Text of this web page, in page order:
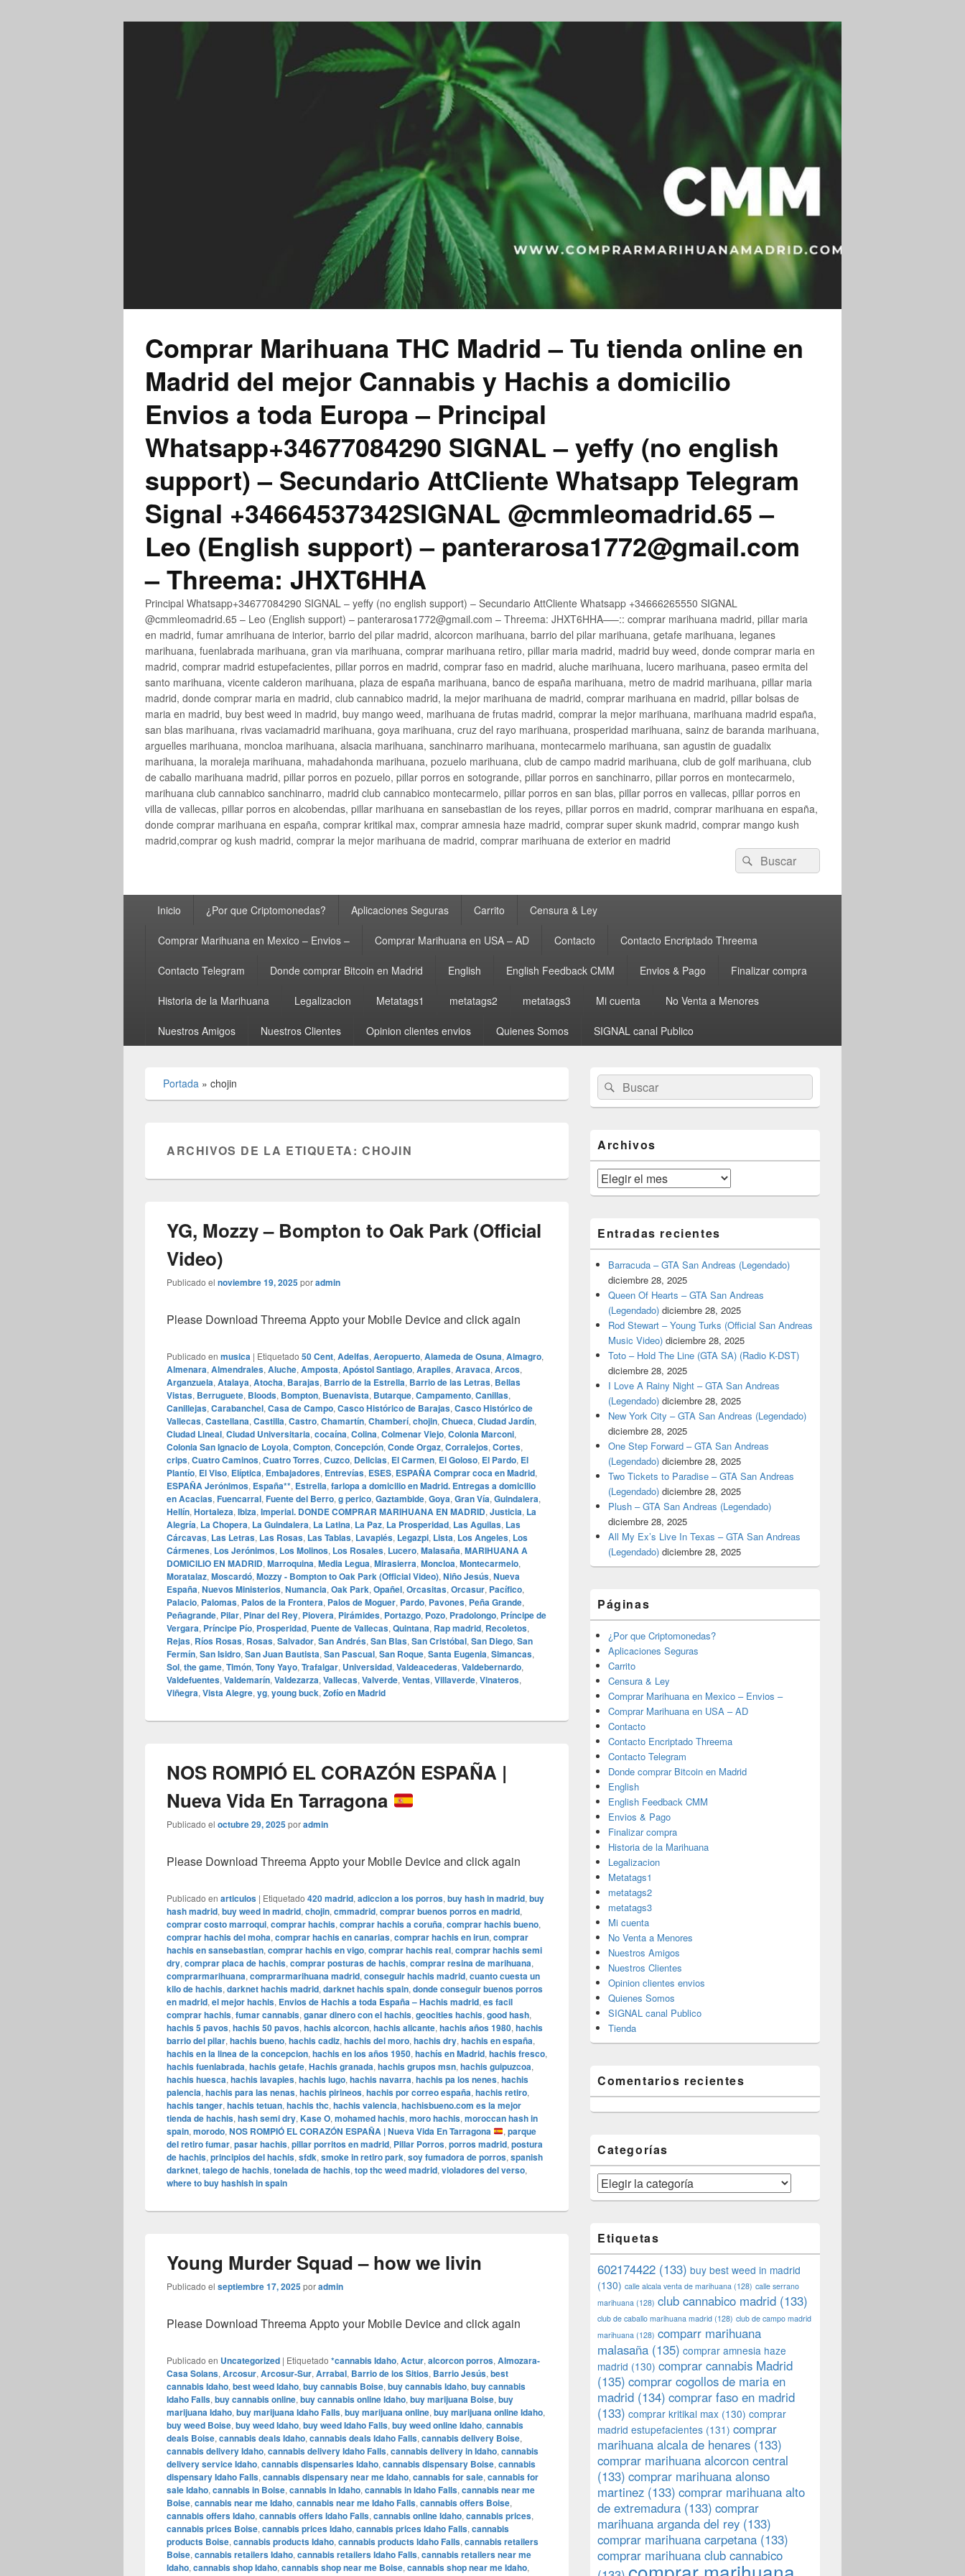
Comprar Marihuana THC Madrid – Tu tienda online en
Madrid del mejor Cannabis y Hachis a domicilio
Envios a toda Europa – Principal
Whatsapp+34677084290 SIGNAL – yeffy (no english
support) – Secundario AttCliente Whatsapp Telegram
Signal +34664537342SIGNAL @cmmleomadrid.65 –
Leo (English support) – panterarosa1772@gmail.com
– Threema: JHXT6HHA
Principal Whatsapp+34677084290 SIGNAL – yeffy (no english support) – Secundario AttCliente Whatsapp +34666265550 SIGNAL
@cmmleomadrid.65 – Leo (English support) – panterarosa1772@gmail.com – Threema: JHXT6HHA—–:: comprar marihuana madrid, pillar maria
en madrid, fumar amrihuana de interior, barrio del pilar madrid, alcorcon marihuana, barrio del pilar marihuana, getafe marihuana, leganes
marihuana, fuenlabrada marihuana, gran via marihuana, comprar marihuana retiro, pillar maria madrid, madrid buy weed, donde comprar maria en
madrid, comprar madrid estupefacientes, pillar porros en madrid, comprar faso en madrid, aluche marihuana, lucero marihuana, paseo ermita del
santo marihuana, vicente calderon marihuana, plaza de españa marihuana, banco de españa marihuana, metro de madrid marihuana, pillar maria
madrid, donde comprar maria en madrid, club cannabico madrid, la mejor marihuana de madrid, comprar marihuana en madrid, pillar bolsas de
maria en madrid, buy best weed in madrid, buy mango weed, marihuana de frutas madrid, comprar la mejor marihuana, marihuana madrid españa,
san blas marihuana, rivas vaciamadrid marihuana, goya marihuana, cruz del rayo marihuana, prosperidad marihuana, sainz de baranda marihuana,
arguelles marihuana, moncloa marihuana, alsacia marihuana, sanchinarro marihuana, montecarmelo marihuana, san agustin de guadalix
marihuana, la moraleja marihuana, mahadahonda marihuana, pozuelo marihuana, club de campo madrid marihuana, club de golf marihuana, club
de caballo marihuana madrid, pillar porros en pozuelo, pillar porros en sotogrande, pillar porros en sanchinarro, pillar porros en montecarmelo,
marihuana club cannabico sanchinarro, madrid club cannabico montecarmelo, pillar porros en san blas, pillar porros en vallecas, pillar porros en
villa de vallecas, pillar porros en alcobendas, pillar marihuana en sansebastian de los reyes, pillar porros en madrid, comprar marihuana en españa,
donde comprar marihuana en españa, comprar kritikal max, comprar amnesia haze madrid, comprar super skunk madrid, comprar mango kush
madrid,comprar og kush madrid, comprar la mejor marihuana de madrid, comprar marihuana de exterior en madrid
Buscar
por:
Buscar
principalInicio ¿Por que Criptomonedas? Aplicaciones Seguras Carrito Censura & Ley
Comprar Marihuana en Mexico – Envios – Comprar Marihuana en USA – AD Contacto Contacto Encriptado Threema
Contacto Telegram Donde comprar Bitcoin en Madrid English English Feedback CMM Envios & Pago Finalizar compra
Historia de la Marihuana Legalizacion Metatags1 metatags2 metatags3 Mi cuenta No Venta a Menores
Nuestros Amigos Nuestros Clientes Opinion clientes envios Quienes Somos SIGNAL canal Publico
Portada » chojin
ARCHIVOS DE LA ETIQUETA:CHOJIN
YG, Mozzy – Bompton to Oak Park (Official
Video)
Publicado el noviembre 19, 2025poradmin
Please Download Threema Appto your Mobile Device and click again
Publicado en musica | Etiquetado 50 Cent, Adelfas, Aeropuerto, Alameda de Osuna, Almagro,
Almenara, Almendrales, Aluche, Amposta, Apóstol Santiago, Arapiles, Aravaca, Arcos,
Arganzuela, Atalaya, Atocha, Barajas, Barrio de la Estrella, Barrio de las Letras, Bellas
Vistas, Berruguete, Bloods, Bompton, Buenavista, Butarque, Campamento, Canillas,
Canillejas, Carabanchel, Casa de Campo, Casco Histórico de Barajas, Casco Histórico de
Vallecas, Castellana, Castilla, Castro, Chamartín, Chamberí, chojin, Chueca, Ciudad Jardín,
Ciudad Lineal, Ciudad Universitaria, cocaína, Colina, Colmenar Viejo, Colonia Marconi,
Colonia San Ignacio de Loyola, Compton, Concepción, Conde Orgaz, Corralejos, Cortes,
crips, Cuatro Caminos, Cuatro Torres, Cuzco, Delicias, El Carmen, El Goloso, El Pardo, El
Plantío, El Viso, Elíptica, Embajadores, Entrevías, ESES, ESPAÑA Comprar coca en Madrid,
ESPAÑA Jerónimos, España**, Estrella, farlopa a domicilio en Madrid. Entregas a domicilio
en Acacias, Fuencarral, Fuente del Berro, g perico, Gaztambide, Goya, Gran Vía, Guindalera,
Hellín, Hortaleza, Ibiza, Imperial. DONDE COMPRAR MARIHUANA EN MADRID, Justicia, La
Alegría, La Chopera, La Guindalera, La Latina, La Paz, La Prosperidad, Las Aguilas, Las
Cárcavas, Las Letras, Las Rosas, Las Tablas, Lavapiés, Legazpi, Lista, Los Angeles, Los
Cármenes, Los Jerónimos, Los Molinos, Los Rosales, Lucero, Malasaña, MARIHUANA A
DOMICILIO EN MADRID, Marroquina, Media Legua, Mirasierra, Moncloa, Montecarmelo,
Moratalaz, Moscardó, Mozzy - Bompton to Oak Park (Official Video), Niño Jesús, Nueva
España, Nuevos Ministerios, Numancia, Oak Park, Opañel, Orcasitas, Orcasur, Pacífico,
Palacio, Palomas, Palos de la Frontera, Palos de Moguer, Pardo, Pavones, Peña Grande,
Peñagrande, Pilar, Pinar del Rey, Piovera, Pirámides, Portazgo, Pozo, Pradolongo, Príncipe de
Vergara, Príncipe Pío, Prosperidad, Puente de Vallecas, Quintana, Rap madrid, Recoletos,
Rejas, Ríos Rosas, Rosas, Salvador, San Andrés, San Blas, San Cristóbal, San Diego, San
Fermín, San Isidro, San Juan Bautista, San Pascual, San Roque, Santa Eugenia, Simancas,
Sol, the game, Timón, Tony Yayo, Trafalgar, Universidad, Valdeacederas, Valdebernardo,
Valdefuentes, Valdemarín, Valdezarza, Vallecas, Valverde, Ventas, Villaverde, Vinateros,
Viñegra, Vista Alegre, yg, young buck, Zofío en Madrid
NOS ROMPIÓ EL CORAZÓN ESPAÑA |
Nueva Vida En Tarragona
Publicado el octubre 29, 2025poradmin
Please Download Threema Appto your Mobile Device and click again
Publicado en articulos | Etiquetado 420 madrid, adiccion a los porros, buy hash in madrid, buy
hash madrid, buy weed in madrid, chojin, cmmadrid, comprar buenos porros en madrid,
comprar costo marroqui, comprar hachis, comprar hachis a coruña, comprar hachis bueno,
comprar hachis del moha, comprar hachis en canarias, comprar hachis en irun, comprar
hachis en sansebastian, comprar hachis en vigo, comprar hachis real, comprar hachis semi
dry, comprar placa de hachis, comprar posturas de hachis, comprar resina de marihuana,
comprarmarihuana, comprarmarihuana madrid, conseguir hachis madrid, cuanto cuesta un
kilo de hachis, darknet hachis madrid, darknet hachis spain, donde conseguir buenos porros
en madrid, el mejor hachis, Envios de Hachis a toda España – Hachis madrid, es facil
comprar hachis, fumar cannabis, ganar dinero con el hachis, geocities hachis, good hash,
hachis 5 pavos, hachis 50 pavos, hachis alcorcon, hachis alicante, hachis años 1980, hachis
barrio del pilar, hachis bueno, hachis cadiz, hachis del moro, hachis dry, hachis en españa,
hachis en la linea de la concepcion, hachis en los años 1950, hachís en Madrid, hachis fresco,
hachis fuenlabrada, hachis getafe, Hachis granada, hachis grupos msn, hachis guipuzcoa,
hachis huesca, hachis lavapies, hachis lugo, hachis navarra, hachis pa los nenes, hachis
palencia, hachis para las nenas, hachis pirineos, hachis por correo españa, hachis retiro,
hachis tanger, hachis tetuan, hachis thc, hachis valencia, hachisbueno.com es la mejor
tienda de hachis, hash semi dry, Kase O, mohamed hachis, moro hachis, moroccan hash in
spain, morodo, NOS ROMPIÓ EL CORAZÓN ESPAÑA | Nueva Vida En Tarragona , parque
del retiro fumar, pasar hachis, pillar porritos en madrid, Pillar Porros, porros madrid, postura
de hachis, principios del hachis, sfdk, smoke in retiro park, soy fumadora de porros, spanish
darknet, talego de hachis, tonelada de hachis, top thc weed madrid, violadores del verso,
where to buy hashish in spain
Young Murder Squad – how we livin
Publicado el septiembre 17, 2025poradmin
Please Download Threema Appto your Mobile Device and click again
Publicado en Uncategorized | Etiquetado *cannabis Idaho, Actur, alcorcon porros, Almozara-
Casa Solans, Arcosur, Arcosur-Sur, Arrabal, Barrio de los Sitios, Barrio Jesús, best
cannabis Idaho, best weed Idaho, buy cannabis Boise, buy cannabis Idaho, buy cannabis
Idaho Falls, buy cannabis online, buy cannabis online Idaho, buy marijuana Boise, buy
marijuana Idaho, buy marijuana Idaho Falls, buy marijuana online, buy marijuana online Idaho,
buy weed Boise, buy weed Idaho, buy weed Idaho Falls, buy weed online Idaho, cannabis
deals Boise, cannabis deals Idaho, cannabis deals Idaho Falls, cannabis delivery Boise,
cannabis delivery Idaho, cannabis delivery Idaho Falls, cannabis delivery in Idaho, cannabis
delivery service Idaho, cannabis dispensaries Idaho, cannabis dispensary Boise, cannabis
dispensary Idaho Falls, cannabis dispensary near me Idaho, cannabis for sale, cannabis for
sale Idaho, cannabis in Boise, cannabis in Idaho, cannabis in Idaho Falls, cannabis near me
Boise, cannabis near me Idaho, cannabis near me Idaho Falls, cannabis offers Boise,
cannabis offers Idaho, cannabis offers Idaho Falls, cannabis online Idaho, cannabis prices,
cannabis prices Boise, cannabis prices Idaho, cannabis prices Idaho Falls, cannabis
products Boise, cannabis products Idaho, cannabis products Idaho Falls, cannabis retailers
Boise, cannabis retailers Idaho, cannabis retailers Idaho Falls, cannabis retailers near me
Idaho, cannabis shop Idaho, cannabis shop near me Boise, cannabis shop near me Idaho,
área
de
widget
lateral
primaria
Buscar
por:
Buscar
Archivos
Archivos
Entradas recientes
Barracuda – GTA San Andreas (Legendado)
diciembre 28, 2025
Queen Of Hearts – GTA San Andreas
(Legendado) diciembre 28, 2025
Rod Stewart – Young Turks (Official San Andreas
Music Video) diciembre 28, 2025
Toto – Hold The Line (GTA SA) (Radio K-DST)
diciembre 28, 2025
I Love A Rainy Night – GTA San Andreas
(Legendado) diciembre 28, 2025
New York City – GTA San Andreas (Legendado)
diciembre 28, 2025
One Step Forward – GTA San Andreas
(Legendado) diciembre 28, 2025
Two Tickets to Paradise – GTA San Andreas
(Legendado) diciembre 28, 2025
Plush – GTA San Andreas (Legendado)
diciembre 28, 2025
All My Ex’s Live In Texas – GTA San Andreas
(Legendado) diciembre 28, 2025
Páginas
¿Por que Criptomonedas?
Aplicaciones Seguras
Carrito
Censura & Ley
Comprar Marihuana en Mexico – Envios –
Comprar Marihuana en USA – AD
Contacto
Contacto Encriptado Threema
Contacto Telegram
Donde comprar Bitcoin en Madrid
English
English Feedback CMM
Envios & Pago
Finalizar compra
Historia de la Marihuana
Legalizacion
Metatags1
metatags2
metatags3
Mi cuenta
No Venta a Menores
Nuestros Amigos
Nuestros Clientes
Opinion clientes envios
Quienes Somos
SIGNAL canal Publico
Tienda
Comentarios recientes
Categorías
Categorías
Etiquetas
602174422 (133) buy best weed in madrid
(130) calle alcala venta de marihuana (128) calle serrano
marihuana (128) club cannabico madrid (133)
club de caballo marihuana madrid (128) club de campo madrid
marihuana (128) comparr marihuana
malasaña (135) comprar amnesia haze
madrid (130) comprar cannabis Madrid
(135) comprar cogollos de maria en
madrid (134) comprar faso en madrid
(133) comprar kritikal max (130) comprar
madrid estupefacientes (131) comprar
marihuana alcala de henares (133)
comprar marihuana alcorcon central
(133) comprar marihuana alonso
martinez (133) comprar marihuana alto
de extremadura (133) comprar
marihuana arganda del rey (133)
comprar marihuana carpetana (133)
comprar marihuana club cannabico